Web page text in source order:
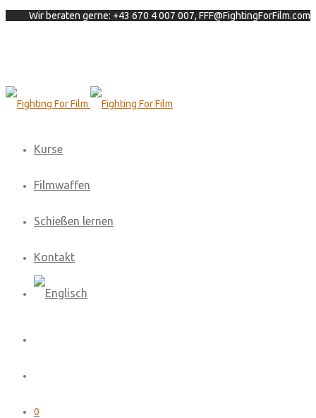
Wir beraten gerne: +43 670 4 007 007, FFF@FightingForFilm.com
Kurse
Filmwaffen
Schießen lernen
Kontakt
0